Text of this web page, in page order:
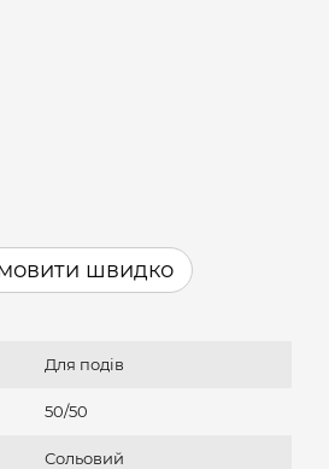
швидко
Для подів
50/50
Сольовий